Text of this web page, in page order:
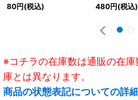
80円(税込)
テイツ》
480円(税込)
※コチラの在庫数は通販の在
庫とは異なります。
商品の状態表記についての詳